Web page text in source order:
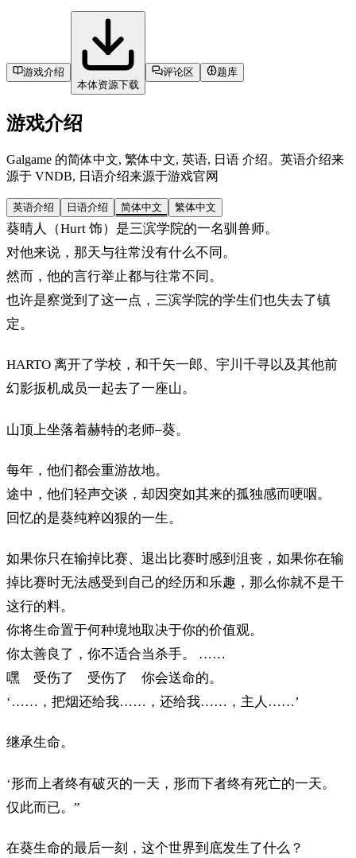
游戏介绍
本体资源下载
评论区 题库
游戏介绍
Galgame 的简体中文, 繁体中文, 英语, 日语 介绍。英语介绍来
源于 VNDB, 日语介绍来源于游戏官网
英语介绍 日语介绍 简体中文 繁体中文
葵晴人（Hurt 饰）是三滨学院的一名驯兽师。
对他来说，那天与往常没有什么不同。
然而，他的言行举止都与往常不同。
也许是察觉到了这一点，三滨学院的学生们也失去了镇
定。
HARTO 离开了学校，和千矢一郎、宇川千寻以及其他前
幻影扳机成员一起去了一座山。
山顶上坐落着赫特的老师–葵。
每年，他们都会重游故地。
途中，他们轻声交谈，却因突如其来的孤独感而哽咽。
回忆的是葵纯粹凶狠的一生。
如果你只在输掉比赛、退出比赛时感到沮丧，如果你在输
掉比赛时无法感受到自己的经历和乐趣，那么你就不是干
这行的料。
你将生命置于何种境地取决于你的价值观。
你太善良了，你不适合当杀手。 ……
嘿 受伤了 受伤了 你会送命的。
‘……，把烟还给我……，还给我……，主人……’
继承生命。
‘形而上者终有破灭的一天，形而下者终有死亡的一天。
仅此而已。”
在葵生命的最后一刻，这个世界到底发生了什么？